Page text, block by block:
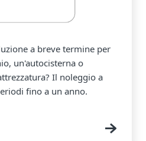
a breve termine per
un'autocisterna o
Il noleggio a
fino a un anno.